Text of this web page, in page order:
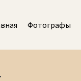
Фотографы